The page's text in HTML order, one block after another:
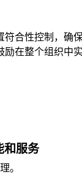
符合性控制，确
励在整个组织中
和服务
。